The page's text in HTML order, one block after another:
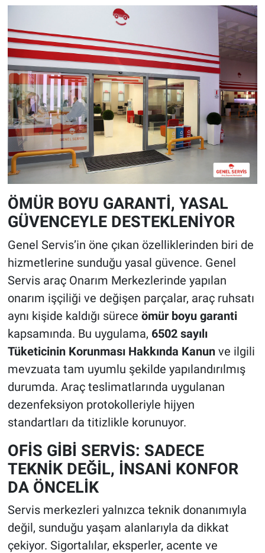
ÖMÜR BOYU GARANTİ, YASAL
GÜVENCEYLE DESTEKLENİYOR
Genel Servis’in öne çıkan özelliklerinden biri de
hizmetlerine sunduğu yasal güvence. Genel
Servis araç Onarım Merkezlerinde yapılan
onarım işçiliği ve değişen parçalar, araç ruhsatı
aynı kişide kaldığı sürece ömür boyu garanti
kapsamında. Bu uygulama, 6502 sayılı
Tüketicinin Korunması Hakkında Kanunve ilgili
mevzuata tam uyumlu şekilde yapılandırılmış
durumda. Araç teslimatlarında uygulanan
dezenfeksiyon protokolleriyle hijyen
standartları da titizlikle korunuyor.
OFİS GİBİ SERVİS: SADECE
TEKNİK DEĞİL, İNSANİ KONFOR
DA ÖNCELİK
Servis merkezleri yalnızca teknik donanımıyla
değil, sunduğu yaşam alanlarıyla da dikkat
çekiyor. Sigortalılar, eksperler, acente ve